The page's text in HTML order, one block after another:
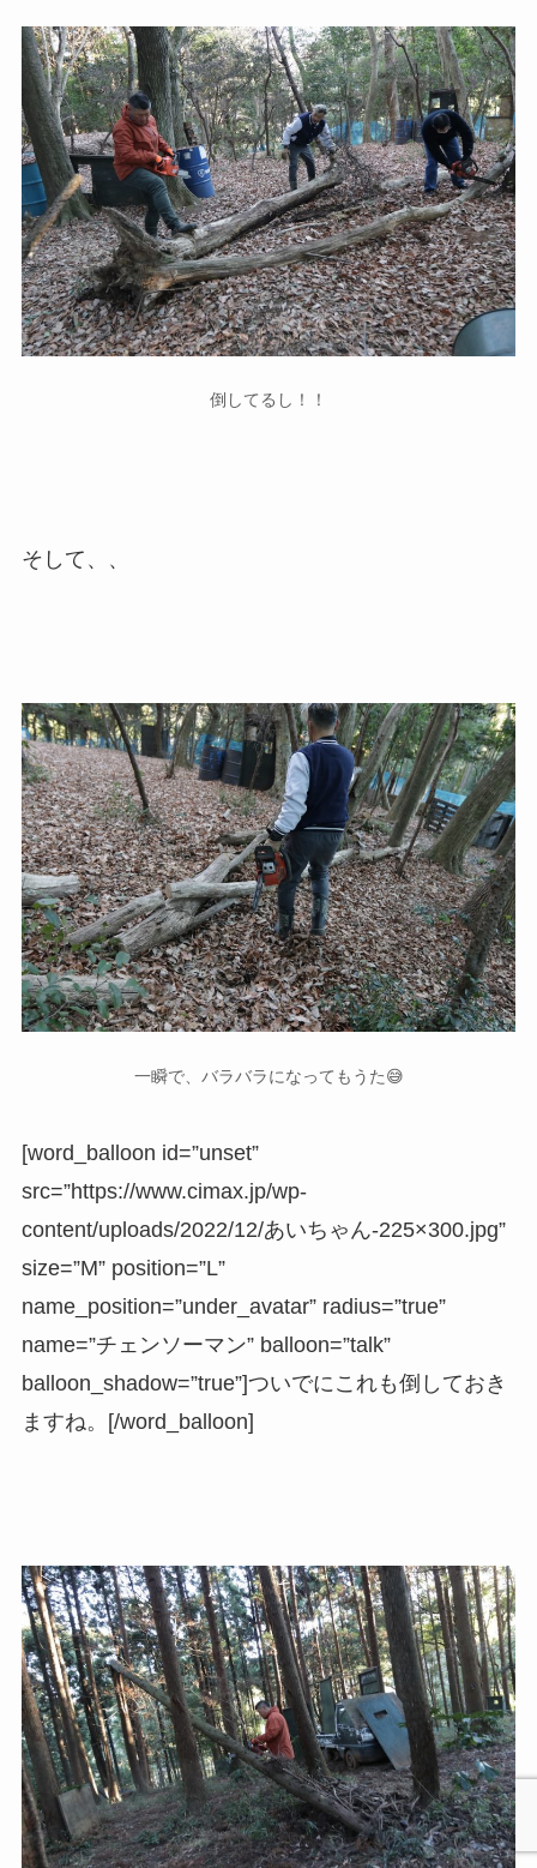
倒してるし！！
そして、、
一瞬で、バラバラになってもうた😅
[word_balloon id=”unset”
src=”https://www.cimax.jp/wp-
content/uploads/2022/12/あいちゃん-225×300.jpg”
size=”M” position=”L”
name_position=”under_avatar” radius=”true”
name=”チェンソーマン” balloon=”talk”
balloon_shadow=”true”]ついでにこれも倒しておき
ますね。[/word_balloon]